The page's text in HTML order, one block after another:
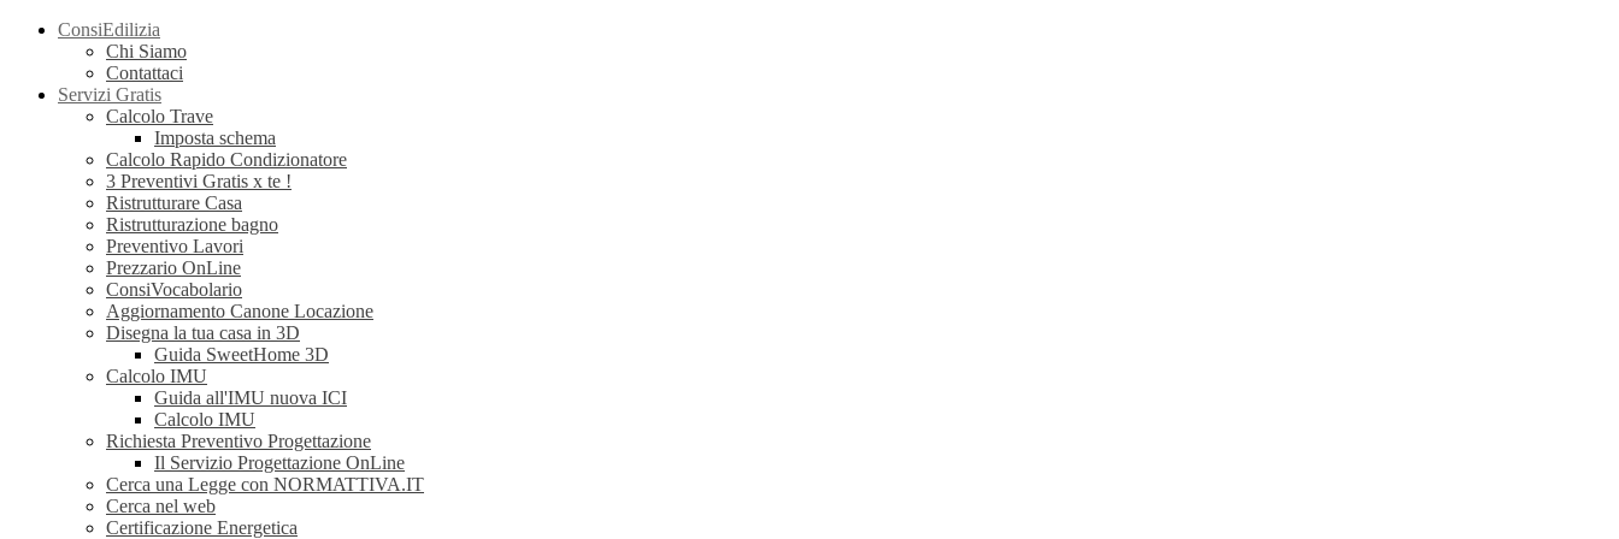
ConsiEdilizia
Chi Siamo
Contattaci
Servizi Gratis
Calcolo Trave
Imposta schema
Calcolo Rapido Condizionatore
3 Preventivi Gratis x te !
Ristrutturare Casa
Ristrutturazione bagno
Preventivo Lavori
Prezzario OnLine
ConsiVocabolario
Aggiornamento Canone Locazione
Disegna la tua casa in 3D
Guida SweetHome 3D
Calcolo IMU
Guida all'IMU nuova ICI
Calcolo IMU
Richiesta Preventivo Progettazione
Il Servizio Progettazione OnLine
Cerca una Legge con NORMATTIVA.IT
Cerca nel web
Certificazione Energetica